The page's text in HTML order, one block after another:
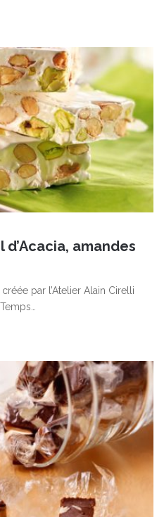
amandes
par l’Atelier Alain Cirelli